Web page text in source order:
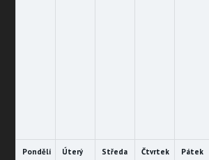
Pondělí
Úterý
Středa
Čtvrtek
Pátek